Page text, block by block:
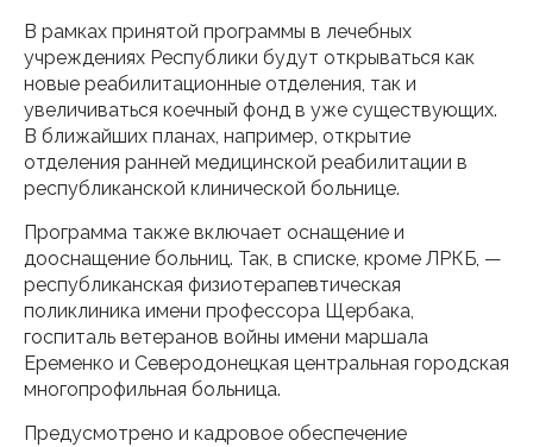
В рамках принятой программы в лечебных
учреждениях Республики будут открываться как
новые реабилитационные отделения, так и
увеличиваться коечный фонд в уже существующих.
В ближайших планах, например, открытие
отделения ранней медицинской реабилитации в
республиканской клинической больнице.
Программа также включает оснащение и
дооснащение больниц. Так, в списке, кроме ЛРКБ, —
республиканская физиотерапевтическая
поликлиника имени профессора Щербака,
госпиталь ветеранов войны имени маршала
Еременко и Северодонецкая центральная городская
многопрофильная больница.
Предусмотрено и кадровое обеспечение